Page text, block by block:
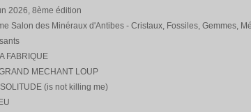
2026, 8ème édition
Salon des Minéraux d'Antibes - Cristaux, Fossiles, Gemmes,
FABRIQUE
MECHANT LOUP
SOLITUDE (is not killing me)